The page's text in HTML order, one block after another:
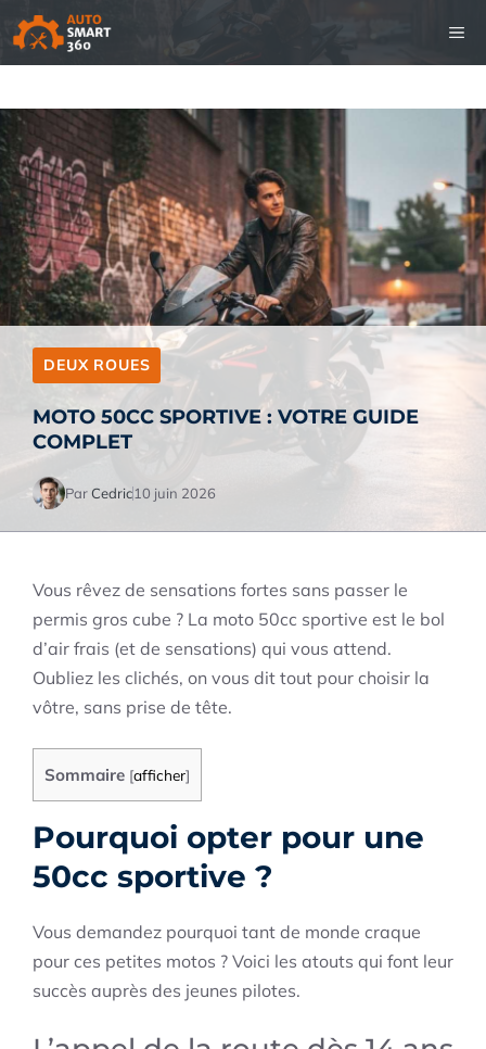
Aller
au
contenu
DEUX ROUES
MOTO 50CC SPORTIVE : VOTRE GUIDE
COMPLET
ParCedric10 juin 2026
Vous rêvez de sensations fortes sans passer le
permis gros cube ? La moto 50cc sportive est le bol
d’air frais (et de sensations) qui vous attend.
Oubliez les clichés, on vous dit tout pour choisir la
vôtre, sans prise de tête.
Sommaire [afficher]
Pourquoi opter pour une
50cc sportive ?
Vous demandez pourquoi tant de monde craque
pour ces petites motos ? Voici les atouts qui font leur
succès auprès des jeunes pilotes.